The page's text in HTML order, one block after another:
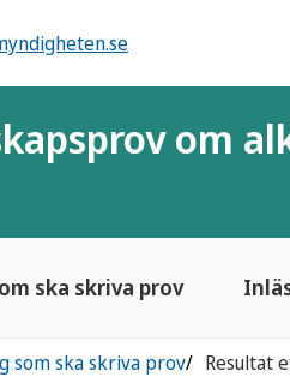
om
ska skriva prov
som ska skriva prov Resultat